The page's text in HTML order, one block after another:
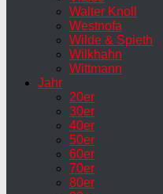
Walter Knoll
Westnofa
Wilde & Spieth
Wilkhahn
Wittmann
Jahr
20er
30er
40er
50er
60er
70er
80er